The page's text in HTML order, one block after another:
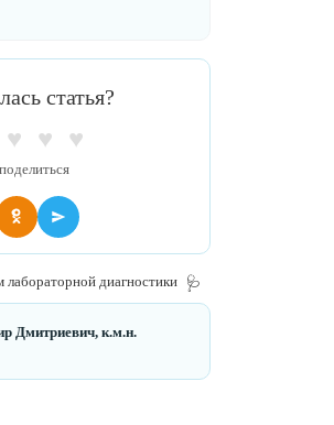
статья?
♥ ♥ ♥
диагностики 🩺
Дмитриевич, к.м.н.